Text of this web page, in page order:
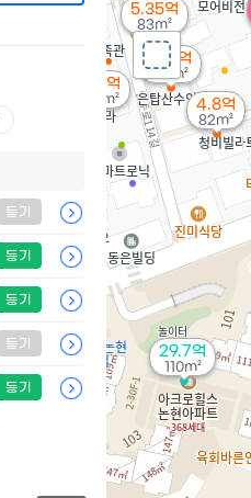
29.7억
110m²
5.35억
83m²
10.9억
116m²
5.16억
102m² 4.8억
82m²
등기
등기
등기
등기
등기